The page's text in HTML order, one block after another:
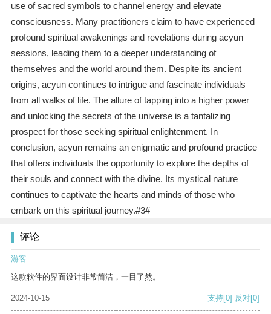
use of sacred symbols to channel energy and elevate
consciousness. Many practitioners claim to have experienced
profound spiritual awakenings and revelations during acyun
sessions, leading them to a deeper understanding of
themselves and the world around them. Despite its ancient
origins, acyun continues to intrigue and fascinate individuals
from all walks of life. The allure of tapping into a higher power
and unlocking the secrets of the universe is a tantalizing
prospect for those seeking spiritual enlightenment. In
conclusion, acyun remains an enigmatic and profound practice
that offers individuals the opportunity to explore the depths of
their souls and connect with the divine. Its mystical nature
continues to captivate the hearts and minds of those who
embark on this spiritual journey.#3#
评论
游客
这款软件的界面设计非常简洁，一目了然。
2024-10-15 支持[0] 反对[0]